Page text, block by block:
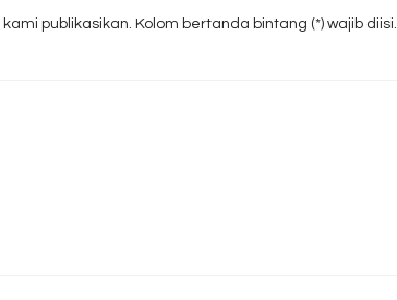
publikasikan. Kolom bertanda bintang (*) wajib diisi.